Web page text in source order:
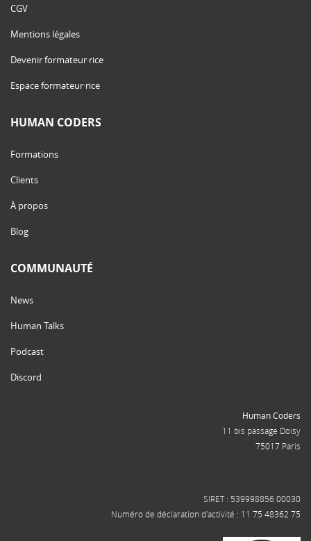
CGV
Mentions légales
Devenir formateur·rice
Espace formateur·rice
HUMAN CODERS
Formations
Clients
À propos
Blog
COMMUNAUTÉ
News
Human Talks
Podcast
Discord
Human Coders
11 bis passage Doisy
75017 Paris
SIRET : 539998856 00030
Numéro de déclaration d'activité : 11 75 48362 75